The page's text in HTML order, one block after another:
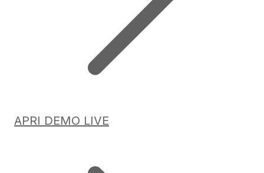
APRI DEMO LIVE